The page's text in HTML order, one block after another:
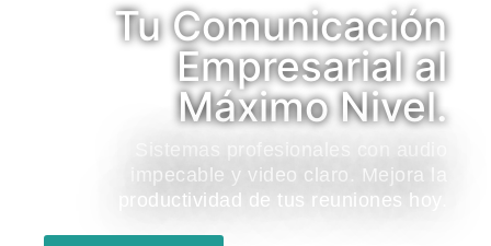
Tu Comunicación
Empresarial al
Máximo Nivel.
Sistemas profesionales con audio
impecable y video claro. Mejora la
productividad de tus reuniones hoy.